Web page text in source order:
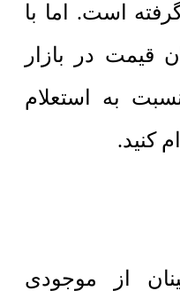
گرفته است. اما با
قیمت در بازار
به استعلام
کنید.
از موجودی